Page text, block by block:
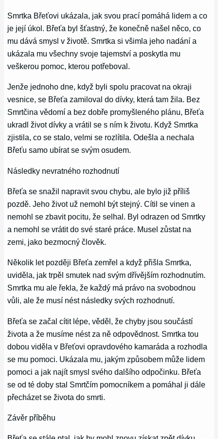
Smrtka Břeťovi ukázala, jak svou prací pomáhá lidem a co
je její úkol. Břeťa byl šťastný, že konečně našel něco, co
mu dává smysl v životě. Smrtka si všimla jeho nadání a
ukázala mu všechny svoje tajemství a poskytla mu
veškerou pomoc, kterou potřeboval.
Jenže jednoho dne, když byli spolu pracovat na okraji
vesnice, se Břeťa zamiloval do dívky, která tam žila. Bez
Smrtčina vědomí a bez dobře promyšleného plánu, Břeťa
ukradl život dívky a vrátil se s ním k životu. Když Smrtka
zjistila, co se stalo, velmi se rozlítila. Odešla a nechala
Břeťu samo ubírat se svým osudem.
Následky nevratného rozhodnutí
Břeťa se snažil napravit svou chybu, ale bylo již příliš
pozdě. Jeho život už nemohl být stejný. Cítil se vinen a
nemohl se zbavit pocitu, že selhal. Byl odrazen od Smrtky
a nemohl se vrátit do své staré práce. Musel zůstat na
zemi, jako bezmocný člověk.
Několik let později Břeťa zemřel a když přišla Smrtka,
uviděla, jak trpěl smutek nad svým dřívějším rozhodnutím.
Smrtka mu ale řekla, že každý má právo na svobodnou
vůli, ale že musí nést následky svých rozhodnutí.
Břeťa se začal cítit lépe, věděl, že chyby jsou součástí
života a že musíme nést za ně odpovědnost. Smrtka tou
dobou viděla v Břeťovi opravdového kamaráda a rozhodla
se mu pomoci. Ukázala mu, jakým způsobem může lidem
pomoci a jak najít smysl svého dalšího odpočinku. Břeťa
se od té doby stal Smrtčím pomocníkem a pomáhal ji dále
přecházet se života do smrti.
Závěr příběhu